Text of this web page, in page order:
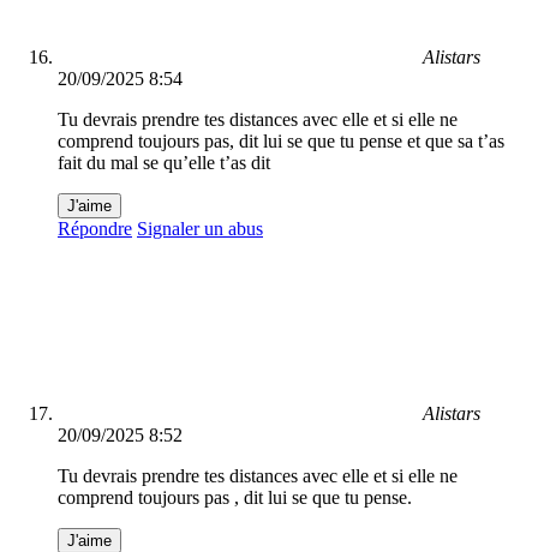
Alistars
20/09/2025 8:54
Tu devrais prendre tes distances avec elle et si elle ne
comprend toujours pas, dit lui se que tu pense et que sa t’as
fait du mal se qu’elle t’as dit
J'aime
Répondre Signaler un abus
Alistars
20/09/2025 8:52
Tu devrais prendre tes distances avec elle et si elle ne
comprend toujours pas , dit lui se que tu pense.
J'aime